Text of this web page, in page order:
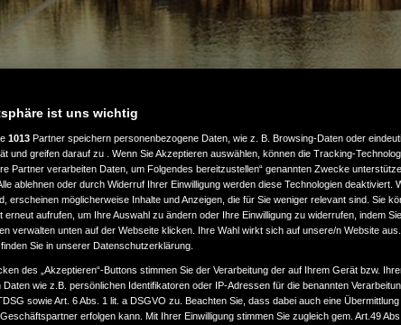
ist uns wichtig
1013 Partner speichern personenbezogene Daten, wie z. B. Browsing-Daten oder
und greifen darauf zu . Wenn Sie Akzeptieren auswählen, können die Tracking-
Partner verarbeiten Daten, um Folgendes bereitzustellen“ genannten Zwecke
ablehnen oder durch Widerruf Ihrer Einwilligung werden diese Technologien deaktiviert.
erscheinen möglicherweise Inhalte und Anzeigen, die für Sie weniger relevant sind. Sie
erneut aufrufen, um Ihre Auswahl zu ändern oder Ihre Einwilligung zu widerrufen, indem
verwalten unten auf der Webseite klicken. Ihre Wahl wirkt sich auf unsere/n Website
Sie in unserer Datenschutzerklärung.
des „Akzeptieren“-Buttons stimmen Sie der Verarbeitung der auf Ihrem Gerät bzw.
Daten wie z.B. persönlichen Identifikatoren oder IP-Adressen für die benannten
sowie Art. 6 Abs. 1 lit. a DSGVO zu. Beachten Sie, dass dabei auch eine Übermittlung
erfolgen kann. Mit Ihrer Einwilligung stimmen Sie zugleich gem. Art.49